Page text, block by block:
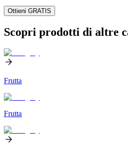
Ottieni GRATIS
Scopri prodotti di altre
Frutta
Frutta